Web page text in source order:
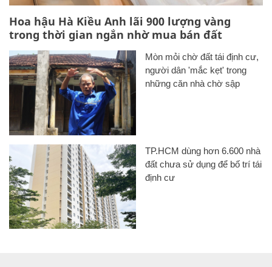
Hoa hậu Hà Kiều Anh lãi 900 lượng vàng
trong thời gian ngắn nhờ mua bán đất
Mòn mỏi chờ đất tái định cư,
người dân 'mắc kẹt' trong
những căn nhà chờ sập
TP.HCM dùng hơn 6.600 nhà
đất chưa sử dụng để bố trí tái
định cư